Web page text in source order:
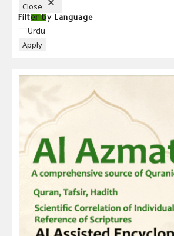
Close
Filter by Language
Language
Urdu
Apply